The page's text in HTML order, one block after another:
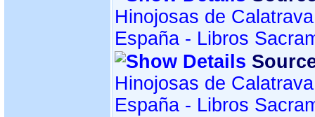
Hinojosas de
España - Libros
Hinojosas de
España - Libros